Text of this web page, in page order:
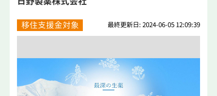
移住支援金対象 最終更新日: 2024-06-05 12:09:39